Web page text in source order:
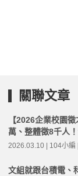
關聯文章
【2026企業校園
萬、整體徵8千人
計畫盤點
2026.03.10 | 104小編
文組就跟台積電、